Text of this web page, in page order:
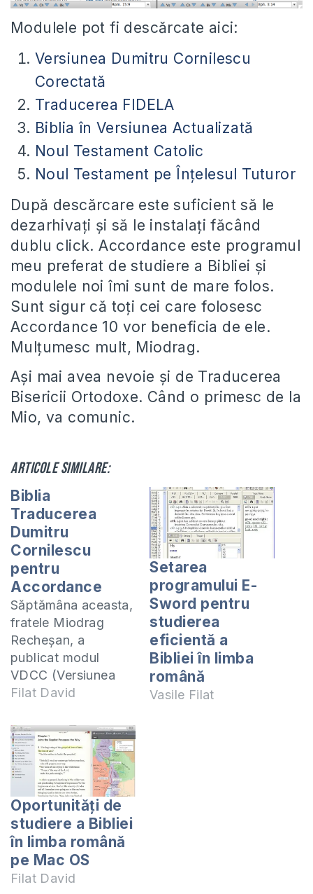
Modulele pot fi descărcate aici:
Versiunea Dumitru Cornilescu
Corectată
Traducerea FIDELA
Biblia în Versiunea Actualizată
Noul Testament Catolic
Noul Testament pe Înțelesul Tuturor
După descărcare este suficient să le
dezarhivați și să le instalați făcând
dublu click. Accordance este programul
meu preferat de studiere a Bibliei și
modulele noi îmi sunt de mare folos.
Sunt sigur că toți cei care folosesc
Accordance 10 vor beneficia de ele.
Mulțumesc mult, Miodrag.
Ași mai avea nevoie și de Traducerea
Bisericii Ortodoxe. Când o primesc de la
Mio, va comunic.
Articole similare:
Biblia
Traducerea
Dumitru
Cornilescu
pentru
Accordance
Săptămâna aceasta,
fratele Miodrag
Recheşan, a
publicat modul
VDCC (Versiunea
Dumitru Cornilescu
aplicația
Accordance. Iar
pentru a vă ajuta să
instalați acest
modul, eu vă propun
câteva instrucțiuni.
1. Descărcați
modulul biblic aici 2.
Dezarhivați fișierul
descărcat 3.
Filat David
Setarea
programului E-
Sword pentru
studierea
eficientă a
Bibliei în limba
română
Vasile Filat
Oportunități de
studiere a Bibliei
în limba română
pe Mac OS
Filat David